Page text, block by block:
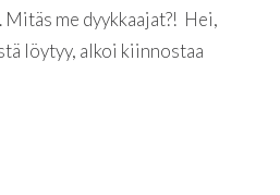
me dyykkaajat?! Hei,
löytyy, alkoi kiinnostaa